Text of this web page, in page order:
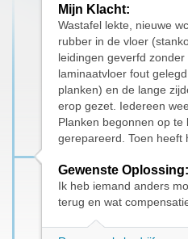
Mijn Klacht:
Wastafel lekte, nieuwe
rubber in de vloer
leidingen geverfd
laminaatvloer fout
planken) en de lange
erop gezet. Iedereen
Planken begonnen op te
gerepareerd. Toen heeft
Gewenste Oplossing:
Ik heb iemand anders
terug en wat